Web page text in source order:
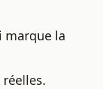
marque la